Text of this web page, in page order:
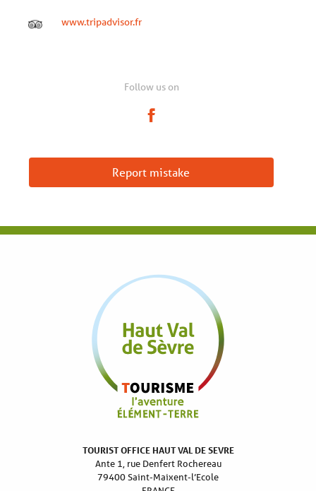
www.tripadvisor.fr
Follow us on
Report mistake
TOURIST OFFICE HAUT VAL DE SEVRE
Ante 1, rue Denfert Rochereau
79400 Saint-Maixent-l’Ecole